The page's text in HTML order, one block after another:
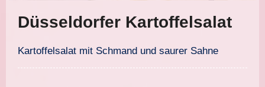
Düsseldorfer Kartoffelsalat
Kartoffelsalat mit Schmand und saurer Sahne